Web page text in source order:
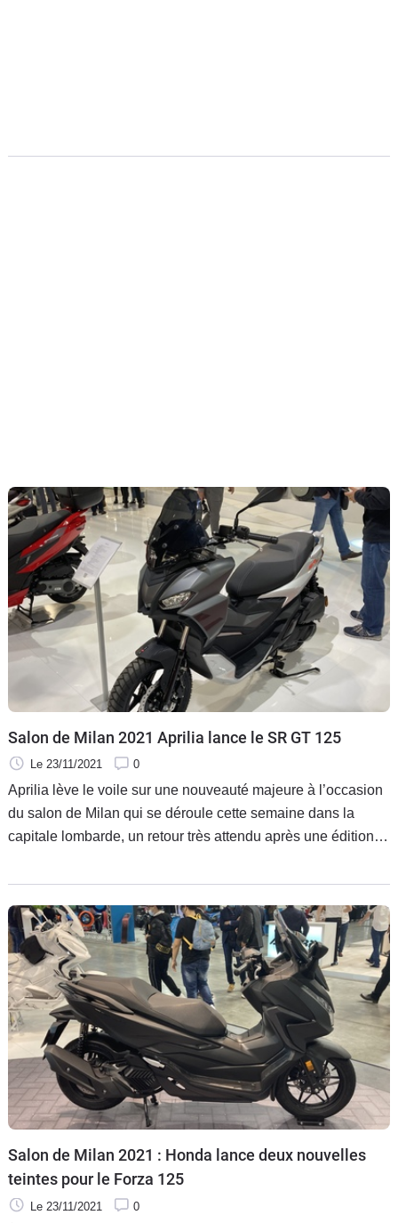
Salon de Milan 2021 Aprilia lance le SR GT 125
Le 23/11/2021 0
Aprilia lève le voile sur une nouveauté majeure à l’occasion
du salon de Milan qui se déroule cette semaine dans la
capitale lombarde, un retour très attendu après une édition
Et quelle belle surprise de découvrir un scooter GT 125 !
Salon de Milan 2021 : Honda lance deux nouvelles
teintes pour le Forza 125
Le 23/11/2021 0